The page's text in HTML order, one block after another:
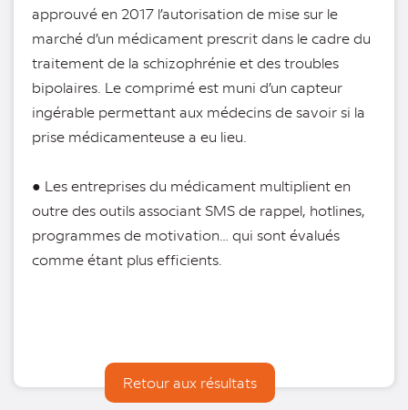
approuvé en 2017 l’autorisation de mise sur le
marché d’un médicament prescrit dans le cadre du
traitement de la schizophrénie et des troubles
bipolaires. Le comprimé est muni d’un capteur
ingérable permettant aux médecins de savoir si la
prise médicamenteuse a eu lieu.
● Les entreprises du médicament multiplient en
outre des outils associant SMS de rappel, hotlines,
programmes de motivation… qui sont évalués
comme étant plus efficients.
Retour aux résultats